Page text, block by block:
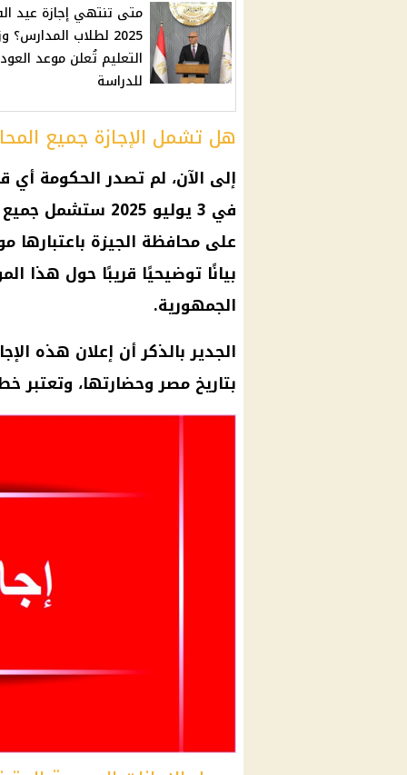
متى تنتهي إجازة عيد
2025 لطلاب المدارس؟
التعليم تُعلن موعد
للدراسة
هل تشمل الإجازة جميع
إلى الآن، لم تصدر الحكومة أي
في 3 يوليو
على محافظة الجيزة
بيانًا توضيحيًا قريبًا حول هذا
الجمهورية.
الجدير بالذكر أن إعلان هذه
بتاريخ مصر وحضارتها، وتعتبر